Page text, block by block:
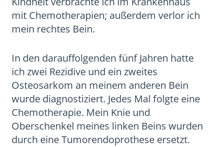
mit Chemotherapien; außerdem verlor ich
mein rechtes Bein.
In den darauffolgenden fünf Jahren hatte
ich zwei Rezidive und ein zweites
Osteosarkom an meinem anderen Bein
wurde diagnostiziert. Jedes Mal folgte eine
Chemotherapie. Mein Knie und
Oberschenkel meines linken Beins wurden
durch eine Tumorendoprothese ersetzt.